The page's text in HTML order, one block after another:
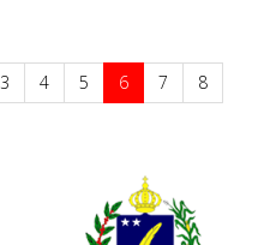
3 4 5 6 7
8